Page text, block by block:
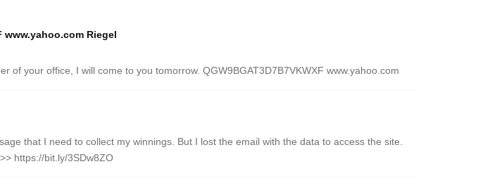
www.yahoo.com Riegel
of your office, I will come to you tomorrow. QGW9BGAT3D7B7VKWXF www.yahoo.com
that I need to collect my winnings. But I lost the email with the data to access the site.
https://bit.ly/3SDw8ZO